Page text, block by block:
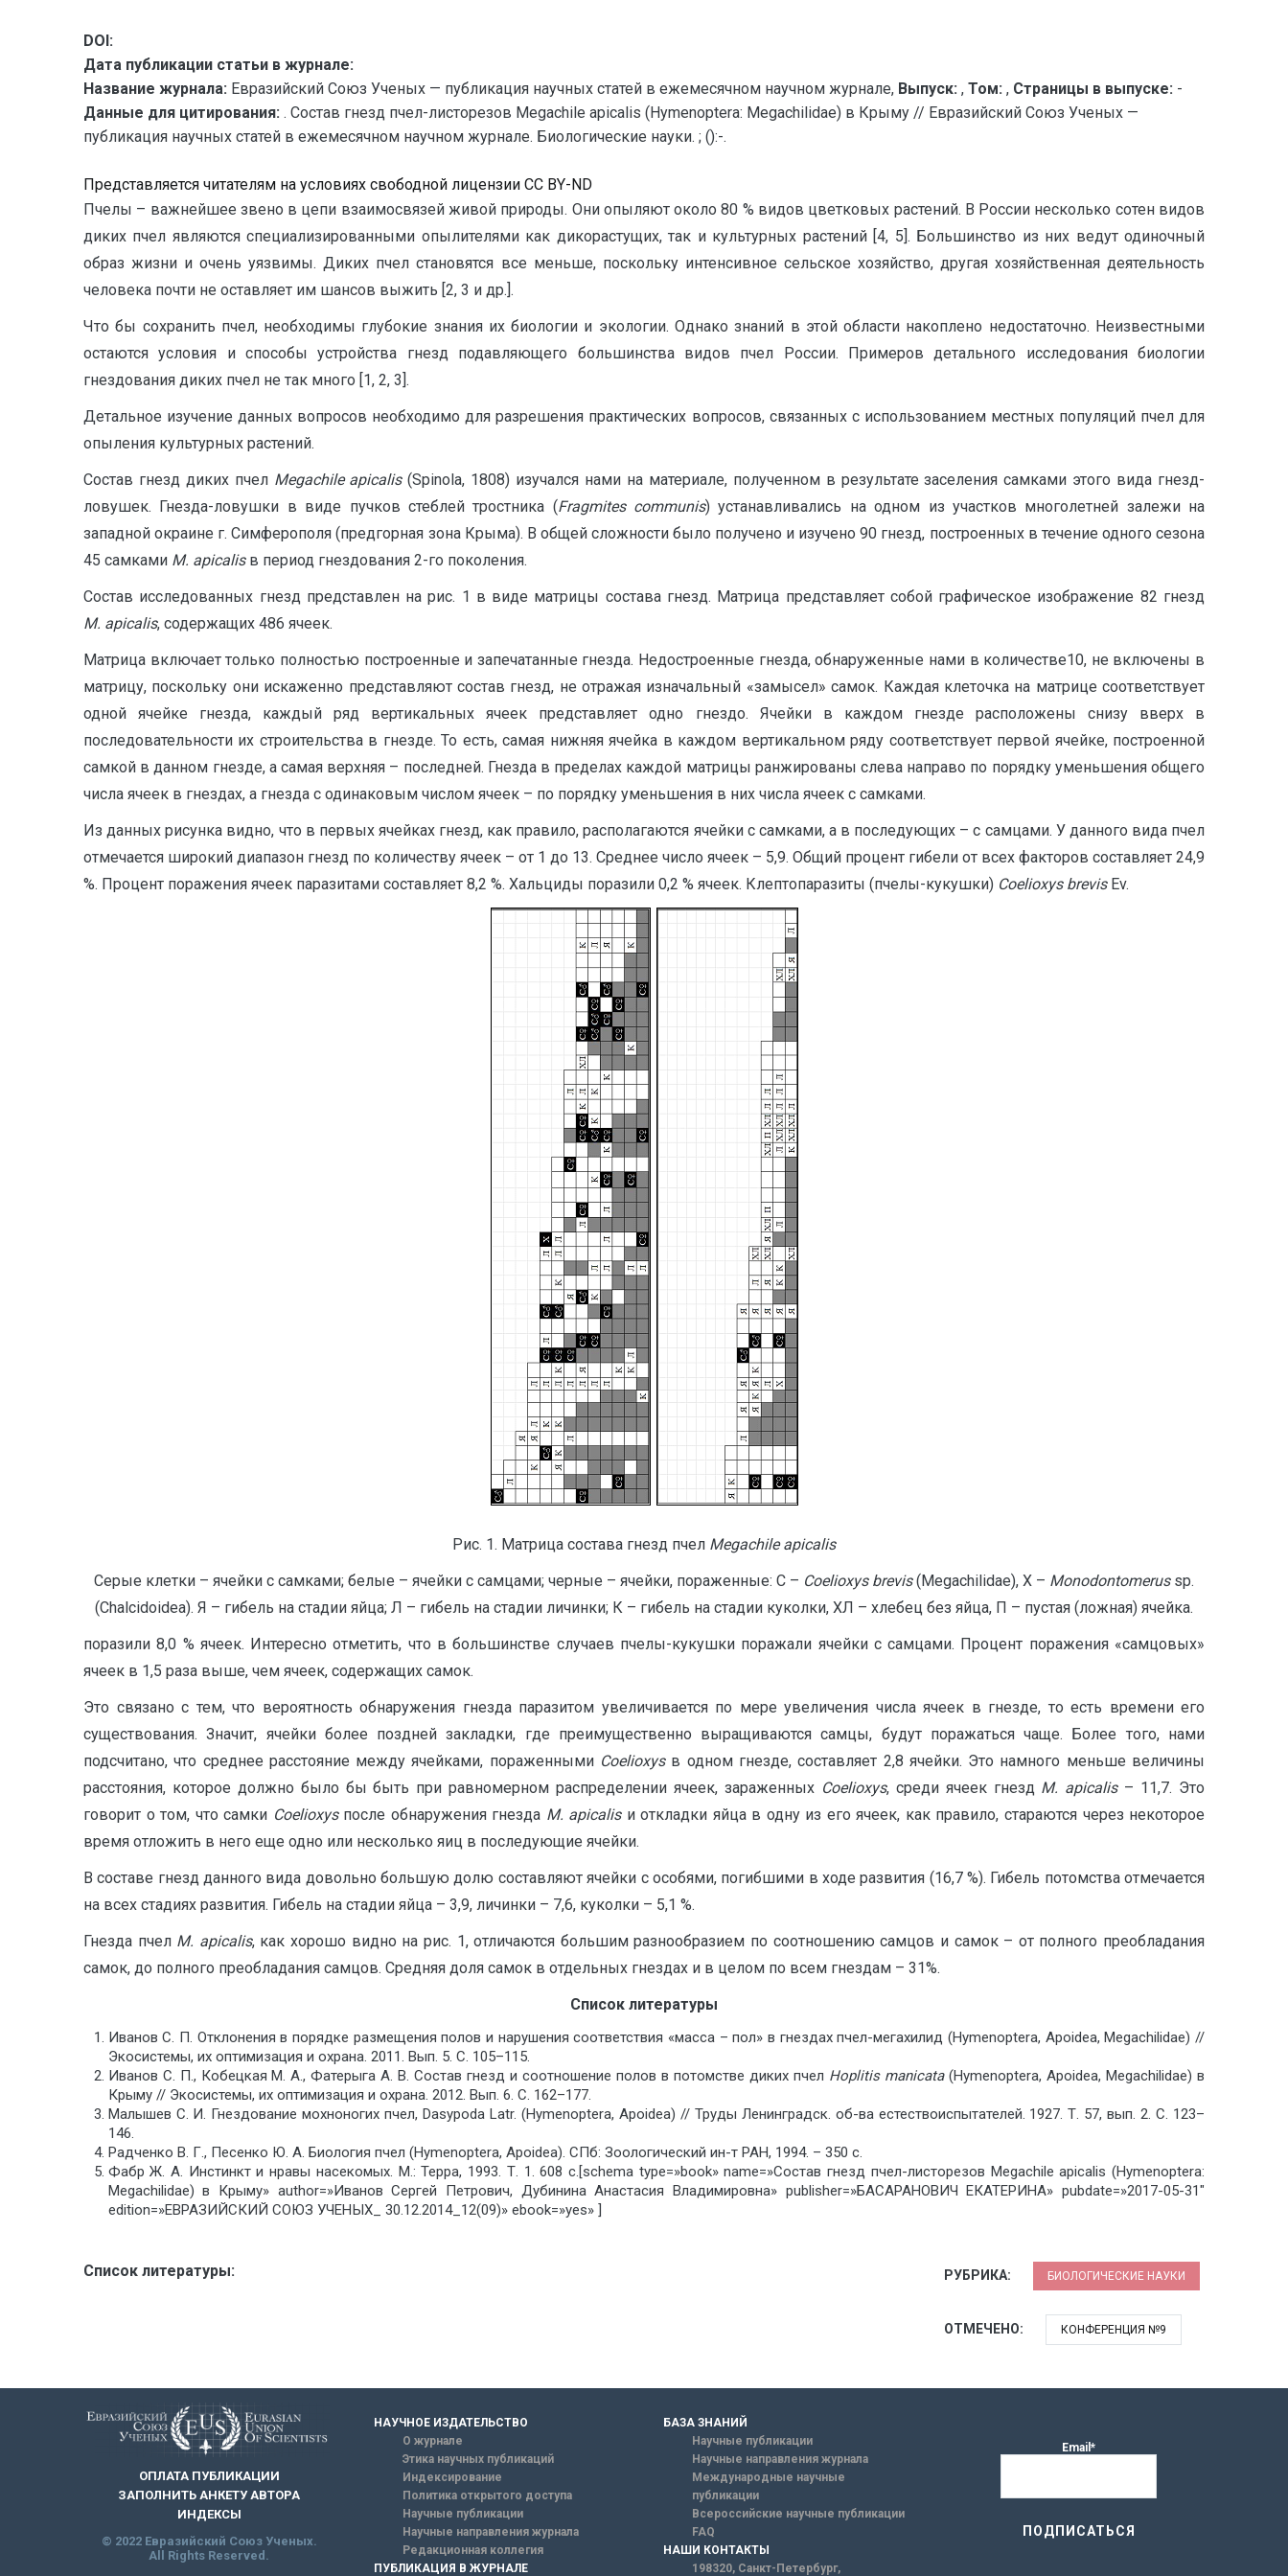
DOI:
Дата публикации статьи в журнале:
Название журнала: Евразийский Союз Ученых — публикация научных статей в ежемесячном научном журнале, Выпуск: , Том: , Страницы в выпуске: -
Данные для цитирования: . Состав гнезд пчел-листорезов Megachile apicalis (Hymenoptera: Megachilidae) в Крыму // Евразийский Союз Ученых —
публикация научных статей в ежемесячном научном журнале. Биологические науки. ; ():-.
Представляется читателям на условиях свободной лицензии CC BY-ND
Пчелы – важнейшее звено в цепи взаимосвязей живой природы. Они опыляют около 80 % видов цветковых растений. В России несколько сотен видов
диких пчел являются специализированными опылителями как дикорастущих, так и культурных растений [4, 5]. Большинство из них ведут одиночный
образ жизни и очень уязвимы. Диких пчел становятся все меньше, поскольку интенсивное сельское хозяйство, другая хозяйственная деятельность
человека почти не оставляет им шансов выжить [2, 3 и др.].
Что бы сохранить пчел, необходимы глубокие знания их биологии и экологии. Однако знаний в этой области накоплено недостаточно. Неизвестными
остаются условия и способы устройства гнезд подавляющего большинства видов пчел России. Примеров детального исследования биологии
гнездования диких пчел не так много [1, 2, 3].
Детальное изучение данных вопросов необходимо для разрешения практических вопросов, связанных с использованием местных популяций пчел для
опыления культурных растений.
Состав гнезд диких пчел Megachile apicalis(Spinola, 1808) изучался нами на материале, полученном в результате заселения самками этого вида гнезд-
ловушек. Гнезда-ловушки в виде пучков стеблей тростника (Fragmites communis) устанавливались на одном из участков многолетней залежи на
западной окраине г. Симферополя (предгорная зона Крыма). В общей сложности было получено и изучено 90 гнезд, построенных в течение одного сезона
45 самками M. apicalisв период гнездования 2-го поколения.
Состав исследованных гнезд представлен на рис. 1 в виде матрицы состава гнезд. Матрица представляет собой графическое изображение 82 гнезд
M. apicalis, содержащих 486 ячеек.
Матрица включает только полностью построенные и запечатанные гнезда. Недостроенные гнезда, обнаруженные нами в количестве10, не включены в
матрицу, поскольку они искаженно представляют состав гнезд, не отражая изначальный «замысел» самок. Каждая клеточка на матрице соответствует
одной ячейке гнезда, каждый ряд вертикальных ячеек представляет одно гнездо. Ячейки в каждом гнезде расположены снизу вверх в
последовательности их строительства в гнезде. То есть, самая нижняя ячейка в каждом вертикальном ряду соответствует первой ячейке, построенной
самкой в данном гнезде, а самая верхняя – последней. Гнезда в пределах каждой матрицы ранжированы слева направо по порядку уменьшения общего
числа ячеек в гнездах, а гнезда с одинаковым числом ячеек – по порядку уменьшения в них числа ячеек с самками.
Из данных рисунка видно, что в первых ячейках гнезд, как правило, располагаются ячейки с самками, а в последующих – с самцами. У данного вида пчел
отмечается широкий диапазон гнезд по количеству ячеек – от 1 до 13. Среднее число ячеек – 5,9. Общий процент гибели от всех факторов составляет 24,9
%. Процент поражения ячеек паразитами составляет 8,2 %. Хальциды поразили 0,2 % ячеек. Клептопаразиты (пчелы-кукушки) Сoelioxys brevisEv.
Рис. 1. Матрица состава гнезд пчел Megachile apicalis
Серые клетки – ячейки с самками; белые – ячейки с самцами; черные – ячейки, пораженные: С – Сoelioxys brevis(Megachilidae), Х – Monodontomerussp.
(Chalcidoidea). Я – гибель на стадии яйца; Л – гибель на стадии личинки; К – гибель на стадии куколки, ХЛ – хлебец без яйца, П – пустая (ложная) ячейка.
поразили 8,0 % ячеек. Интересно отметить, что в большинстве случаев пчелы-кукушки поражали ячейки с самцами. Процент поражения «самцовых»
ячеек в 1,5 раза выше, чем ячеек, содержащих самок.
Это связано с тем, что вероятность обнаружения гнезда паразитом увеличивается по мере увеличения числа ячеек в гнезде, то есть времени его
существования. Значит, ячейки более поздней закладки, где преимущественно выращиваются самцы, будут поражаться чаще. Более того, нами
подсчитано, что среднее расстояние между ячейками, пораженными Сoelioxys в одном гнезде, составляет 2,8 ячейки. Это намного меньше величины
расстояния, которое должно было бы быть при равномерном распределении ячеек, зараженных Сoelioxys, среди ячеек гнезд M. apicalis– 11,7. Это
говорит о том, что самки Сoelioxys после обнаружения гнезда M. apicalis и откладки яйца в одну из его ячеек, как правило, стараются через некоторое
время отложить в него еще одно или несколько яиц в последующие ячейки.
В составе гнезд данного вида довольно большую долю составляют ячейки с особями, погибшими в ходе развития (16,7 %). Гибель потомства отмечается
на всех стадиях развития. Гибель на стадии яйца – 3,9, личинки – 7,6, куколки – 5,1 %.
Гнезда пчел M. apicalis, как хорошо видно на рис. 1, отличаются большим разнообразием по соотношению самцов и самок – от полного преобладания
самок, до полного преобладания самцов. Средняя доля самок в отдельных гнездах и в целом по всем гнездам – 31%.
Список литературы
Иванов С. П. Отклонения в порядке размещения полов и нарушения соответствия «масса – пол» в гнездах пчел-мегахилид (Hymenoptera, Apoidea, Megachilidae) //
Экосистемы, их оптимизация и охрана. 2011. Вып. 5. С. 105–115.
Иванов С. П., Кобецкая М. А., Фатерыга А. В. Состав гнезд и соотношение полов в потомстве диких пчел Hoplitis manicata(Hymenoptera, Apoidea, Megachilidae) в
Крыму // Экосистемы, их оптимизация и охрана. 2012. Вып. 6. С. 162–177.
Малышев С. И. Гнездование мохноногих пчел, Dasypoda Latr. (Hymenoptera, Apoidea) // Труды Ленинградск. об-ва естествоиспытателей. 1927. Т. 57, вып. 2. С. 123–
146.
Радченко В. Г., Песенко Ю. А. Биология пчел (Hymenoptera, Apoidea). СПб: Зоологический ин-т РАН, 1994. – 350 с.
Фабр Ж. А. Инстинкт и нравы насекомых. М.: Терра, 1993. Т. 1. 608 с.[schema type=»book» name=»Состав гнезд пчел-листорезов Megachile apicalis (Hymenoptera:
Megachilidae) в Крыму» author=»Иванов Сергей Петрович, Дубинина Анастасия Владимировна» publisher=»БАСАРАНОВИЧ ЕКАТЕРИНА» pubdate=»2017-05-31″
edition=»ЕВРАЗИЙСКИЙ СОЮЗ УЧЕНЫХ_ 30.12.2014_12(09)» ebook=»yes» ]
Список литературы: РУБРИКА: БИОЛОГИЧЕСКИЕ НАУКИ
ОТМЕЧЕНО: КОНФЕРЕНЦИЯ №9
ОПЛАТА ПУБЛИКАЦИИ
ЗАПОЛНИТЬ АНКЕТУ АВТОРА
ИНДЕКСЫ
© 2022 Евразийский Союз Ученых.
All Rights Reserved.
НАУЧНОЕ ИЗДАТЕЛЬСТВО
О журнале
Этика научных публикаций
Индексирование
Политика открытого доступа
Научные публикации
Научные направления журнала
Редакционная коллегия
ПУБЛИКАЦИЯ В ЖУРНАЛЕ
БАЗА ЗНАНИЙ
Научные публикации
Научные направления журнала
Международные научные
публикации
Всероссийские научные публикации
FAQ
НАШИ КОНТАКТЫ
198320, Санкт-Петербург,
Email*